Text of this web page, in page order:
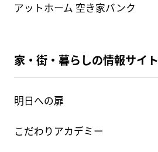
アットホーム 空き家バンク
家・街・暮らしの情報サイト
明日への扉
こだわりアカデミー